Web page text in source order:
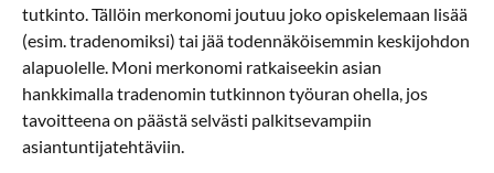
tutkinto. Tällöin merkonomi joutuu joko opiskelemaan lisää
(esim. tradenomiksi) tai jää todennäköisemmin keskijohdon
alapuolelle. Moni merkonomi ratkaiseekin asian
hankkimalla tradenomin tutkinnon työuran ohella, jos
tavoitteena on päästä selvästi palkitsevampiin
asiantuntijatehtäviin.